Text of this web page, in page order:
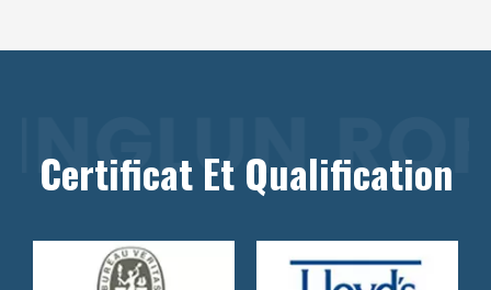
Certificat Et Qualification